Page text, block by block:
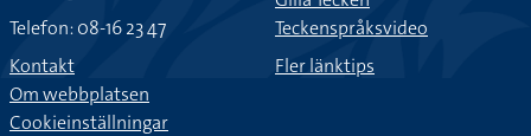
Telefon: 08-16 23 47
Kontakt
Om webbplatsen
Cookieinställningar
Teckenspråksvideo
Fler länktips